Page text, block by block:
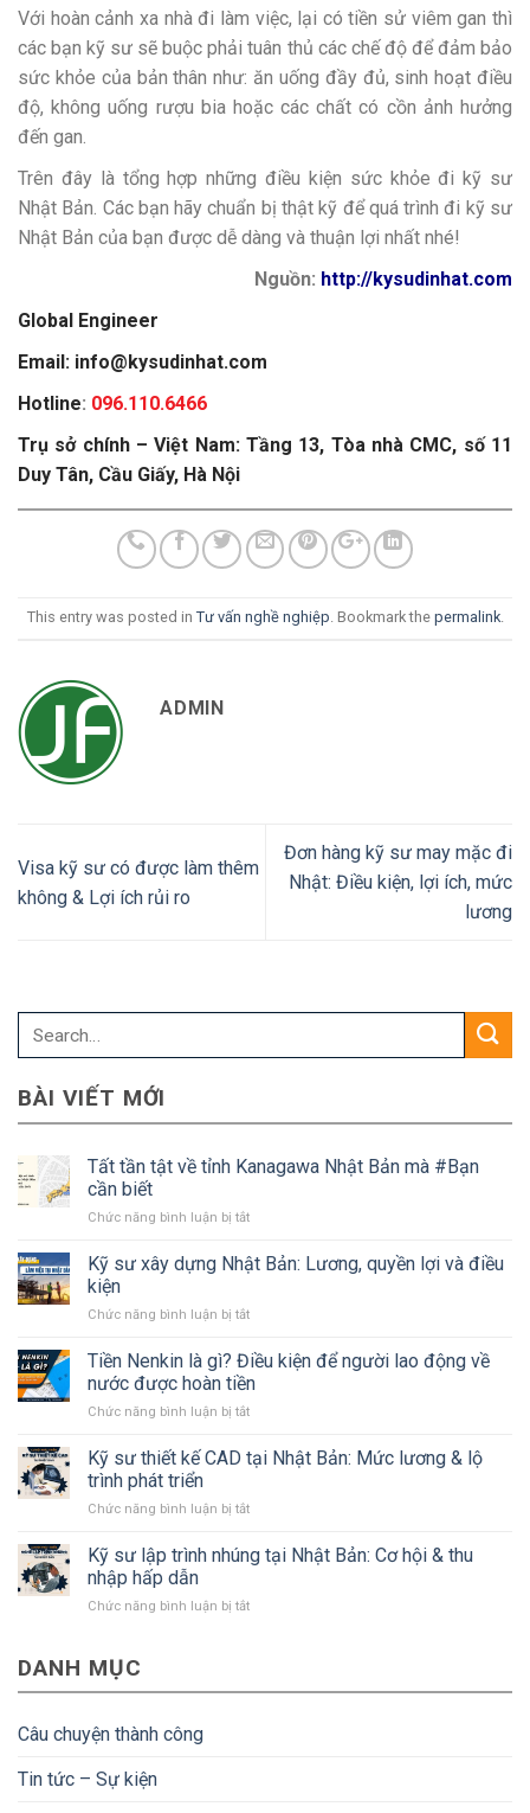
Với hoàn cảnh xa nhà đi làm việc, lại có tiền sử viêm gan thì
các bạn kỹ sư sẽ buộc phải tuân thủ các chế độ để đảm bảo
sức khỏe của bản thân như: ăn uống đầy đủ, sinh hoạt điều
độ, không uống rượu bia hoặc các chất có cồn ảnh hưởng
đến gan.
Trên đây là tổng hợp những điều kiện sức khỏe đi kỹ sư
Nhật Bản. Các bạn hãy chuẩn bị thật kỹ để quá trình đi kỹ sư
Nhật Bản của bạn được dễ dàng và thuận lợi nhất nhé!
Nguồn: http://kysudinhat.com
Global Engineer
Email: info@kysudinhat.com
Hotline: 096.110.6466
Trụ sở chính – Việt Nam: Tầng 13, Tòa nhà CMC, số 11
Duy Tân, Cầu Giấy, Hà Nội
This entry was posted in Tư vấn nghề nghiệp. Bookmark the permalink.
ADMIN
Visa kỹ sư có được làm thêm
không & Lợi ích rủi ro
Đơn hàng kỹ sư may mặc đi
Nhật: Điều kiện, lợi ích, mức
lương
BÀI VIẾT MỚI
Tất tần tật về tỉnh Kanagawa Nhật Bản mà #Bạn
cần biết
Chức năng bình luận bị tắtở
tần
tật
tỉnh
Nhật
Bản
#Bạn
biết
Kỹ sư xây dựng Nhật Bản: Lương, quyền lợi và điều
kiện
Chức năng bình luận bị tắtở
sư
xây
dựng
Nhật
Lương,
và
kiện
Tiền Nenkin là gì? Điều kiện để người lao động về
nước được hoàn tiền
Chức năng bình luận bị tắtở
Nenkin
là
Điều
để
động
hoàn
Kỹ sư thiết kế CAD tại Nhật Bản: Mức lương & lộ
trình phát triển
Chức năng bình luận bị tắtở
sư
thiết
CAD
Mức
Kỹ sư lập trình nhúng tại Nhật Bản: Cơ hội & thu
nhập hấp dẫn
Chức năng bình luận bị tắtở
DANH MỤC
Câu chuyện thành công
Tin tức – Sự kiện